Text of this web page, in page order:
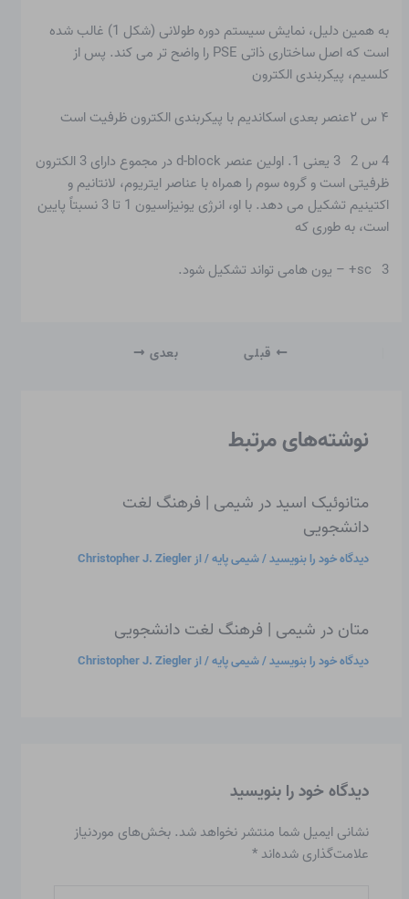
به همین دلیل، نمایش سیستم دوره طولانی (شکل 1) غالب شده
است که اصل ساختاری ذاتی PSE را واضح تر می کند. پس از
کلسیم، پیکربندی الکترون
۴ س ۲عنصر بعدی اسکاندیم با پیکربندی الکترون ظرفیت است
4 س 2 3 یعنی 1. اولین عنصر d-block در مجموع دارای 3 الکترون
ظرفیتی است و گروه سوم را همراه با عناصر ایتریوم، لانتانیم و
اکتینیم تشکیل می دهد. با او، انرژی یونیزاسیون 1 تا 3 نسبتاً پایین
است، به طوری که
sc 3+ – یون هامی تواند تشکیل شود.
قبلی بعدی
نوشته‌های مرتبط
متانوئیک اسید در شیمی | فرهنگ لغت
دانشجویی
دیدگاه‌ خود را بنویسید/شیمی پایه/ از Christopher J. Ziegler
متان در شیمی | فرهنگ لغت دانشجویی
دیدگاه‌ خود را بنویسید/شیمی پایه/ از Christopher J. Ziegler
دیدگاه‌ خود را بنویسید
نشانی ایمیل شما منتشر نخواهد شد. بخش‌های موردنیاز
علامت‌گذاری شده‌اند*